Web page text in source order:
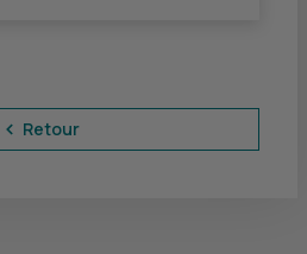
Retour